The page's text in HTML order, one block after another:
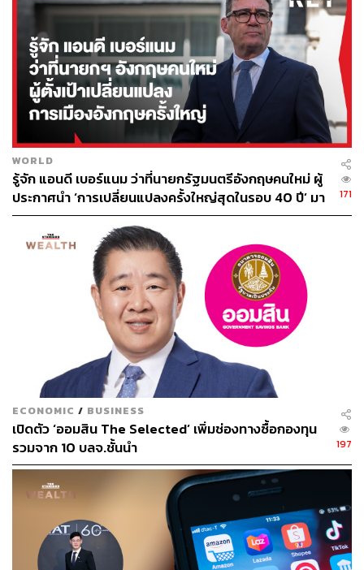
การสั่งจองและขอรับจัดสรรวัคซีนทางเลือกนี้ เมื่อ
ยืนยันการจองและโอนเงินแล้ว ทางราชวิทยาลัยจุฬาภ
รณ์จะไม่คืนเงิน และไม่รับการขอลดจำนวนวัคซีนใน
ทุกกรณี หากไม่โอนเงินภายในระยะเวลาที่กำหนด ขอ
สงวนสิทธิ์ที่จะนำเงินจองจำนวนดังกล่าว หรือวัคซีนไป
จัดสรรให้กับกลุ่มเปราะบางของประเทศต่อไป
ราชวิทยาลัยจุฬาภรณ์จะจัดสรรวัคซีนให้ตามลำดับ
องค์กรที่โอนเงินจองเข้ามาก่อน กับวัคซีนที่จะทยอยมา
จากต่างประเทศ
องค์กรสามารถยื่นขอรับจัดสรรวัคซีนได้ทั้ง 2 ชนิด โดย
แจ้งระบุจำนวนคนตามยี่ห้อวัคซีนเข็มกระตุ้นภูมิที่
ประสงค์จะขอรับจัดสรร
องค์กรจะได้รับอีเมลแจ้งชื่อผู้ใช้งานและรหัสผ่านเพื่อ
ล็อกอินเข้าระบบผ่านเมนู ‘ลงทะเบียนองค์กรผู้ได้รับการ
จัดสรรวัคซีน’ เพื่อยืนยันยอดจำนวนวัคซีนที่ขอรับการ
จัดสรร และวิธีการโอนเงิน โดยโอนเต็มจำนวนสำหรับ
วัคซีน Sinopharm และโอนเงินมัดจำ 250 บาทต่อโดส
สำหรับวัคซีน Moderna
ราชวิทยาลัยจุฬาภรณ์จะดำเนินการส่งรายงานมูลค่า
บริจาควัคซีน 10% ขององค์กรเข้าระบบบริจาค
อิเล็กทรอนิกส์ (E-Donation) ของทางกรมสรรพากร
ตามเลขประจำตัวผู้เสียภาษีอากรของนิติบุคคลที่ยื่น
ความประสงค์เข้ามา เมื่อได้รับการโอนเงินชำระค่า
วัคซีนจากองค์กรเรียบร้อยแล้ว เพื่อนำไปใช้ลดหย่อน
ภาษีได้ 2 เท่า
สำหรับโรงพยาบาลที่ขอรับการจัดสรรวัคซีนทางเลือก
ใดๆ จากทางราชวิทยาลัยจุฬาภรณ์เพื่อนำไปจัดสรรต่อ
ให้กับผู้ป่วยหรือผู้รับบริการของโรงพยาบาล สามารถ
กำหนดอัตราค่าวัคซีนเข็มกระตุ้นภูมิคุ้มกันตามความ
WORLD
รู้จัก แอนดี เบอร์แนม ว่าที่นายกรัฐมนตรีอังกฤษคนใหม่ ผู้
ประกาศนำ ‘การเปลี่ยนแปลงครั้งใหญ่สุดในรอบ 40 ปี’ มา
สู่การเมืองอังกฤษ
171
ECONOMIC / BUSINESS
เปิดตัว ‘ออมสิน The Selected’ เพิ่มช่องทางซื้อกองทุน
รวมจาก 10 บลจ.ชั้นนำ
197